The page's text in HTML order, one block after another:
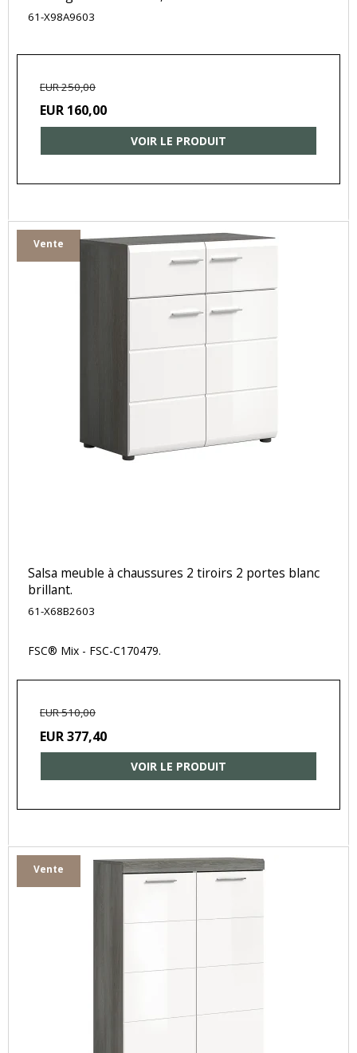
61-X98A9603
EUR 250,00
EUR 160,00
VOIR LE PRODUIT
Vente
Salsa meuble à chaussures 2 tiroirs 2 portes blanc
brillant.
61-X68B2603
FSC® Mix - FSC-C170479.
EUR 510,00
EUR 377,40
VOIR LE PRODUIT
Vente